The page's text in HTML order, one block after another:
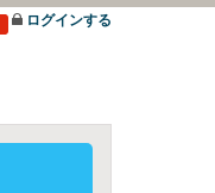
ログインする